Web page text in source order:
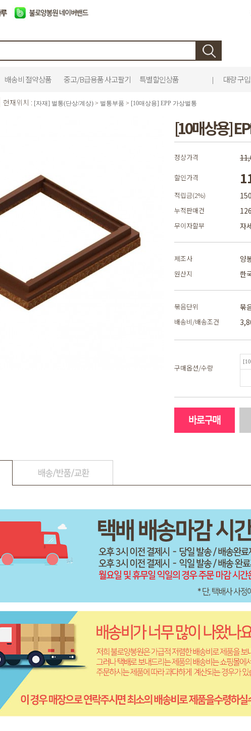
배송비 절약상품 중고/B급용품 사고팔기 특별할인상품 | 대량 구
현재위치 : [자재] 벌통(단상/계상) > 벌통부품 > [10매상용] EPP 가상벌통
[10매상용]
정상가격
할인가격
적립금(2%)
누적판매건
무이자할부 자
제조사 양
원산지 한
묶음단위 묶
배송비/배송조건
구매옵션/수량